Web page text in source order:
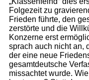
Folgezeit zu
Frieden führte, den
zerstörte und die
Konzerne erst
sprach auch nicht an,
der eine neue
gesamtdeutsche
missachtet wurde.